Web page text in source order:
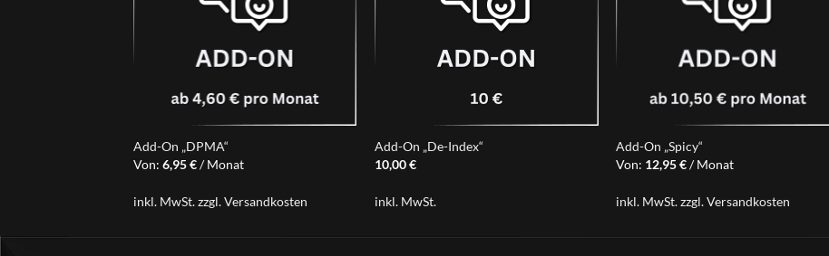
Add-On „DPMA“
Von: 6,95€/ Monat
inkl. MwSt.zzgl.Versandkosten
Add-On „De-Index“
10,00€
inkl. MwSt.
Add-On „Spicy“
Von: 12,95€/ Monat
inkl. MwSt.zzgl.Versandkosten